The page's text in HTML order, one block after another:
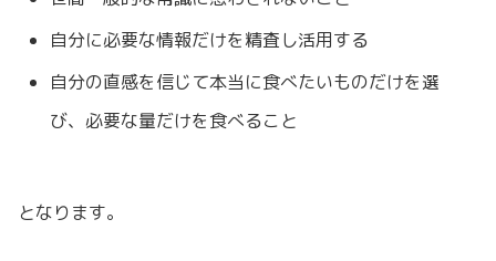
自分に必要な情報だけを精査し活用する
自分の直感を信じて本当に食べたいものだけを選
び、必要な量だけを食べること
となります。